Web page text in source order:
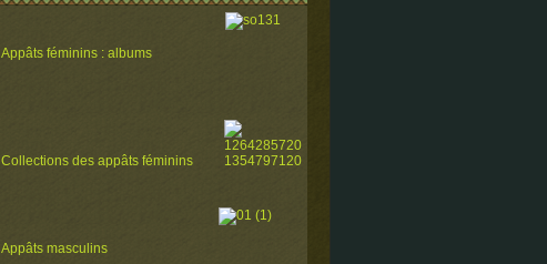
Appâts féminins : albums
Collections des appâts féminins
Appâts masculins